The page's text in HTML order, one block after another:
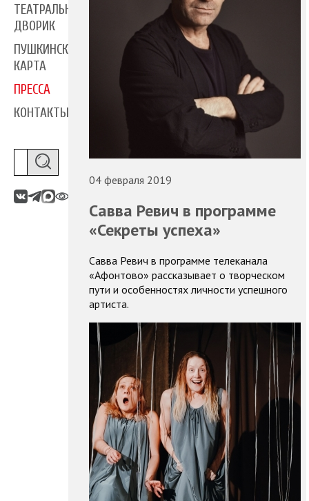
ТЕАТРАЛЬНЫЙ
ДВОРИК
ПУШКИНСКАЯ
КАРТА
ПРЕССА
КОНТАКТЫ
04 февраля 2019
Савва Ревич в программе
«Секреты успеха»
Савва Ревич в программе телеканала
«Афонтово» рассказывает о творческом
пути и особенностях личности успешного
артиста.